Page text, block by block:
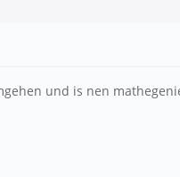
und is nen